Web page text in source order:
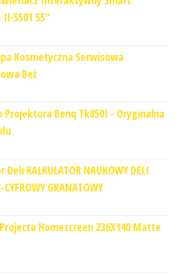
5501 55"
Kosmetyczna Serwisowa
Beż
Projektora Benq Tk850I - Oryginalna
KALKULATOR NAUKOWY DELI
GRANATOWY
Homescreen 236X140 Matte